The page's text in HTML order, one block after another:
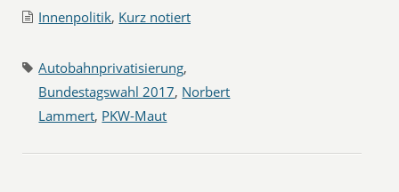
Innenpolitik, Kurz notiert
Autobahnprivatisierung,
Bundestagswahl 2017, Norbert
Lammert, PKW-Maut